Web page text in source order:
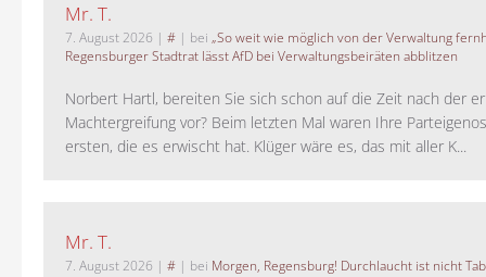
Mr. T.
7. August 2026 | # | bei „So weit wie möglich von der Verwaltung
Regensburger Stadtrat lässt AfD bei Verwaltungsbeiräten abblitzen
Norbert Hartl, bereiten Sie sich schon auf die Zeit nach der
Machtergreifung vor? Beim letzten Mal waren Ihre
ersten, die es erwischt hat. Klüger wäre es, das mit aller K...
Mr. T.
7. August 2026 | # | bei Morgen, Regensburg! Durchlaucht ist nicht